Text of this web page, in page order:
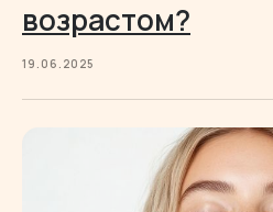
возрастом?
19.06.2025